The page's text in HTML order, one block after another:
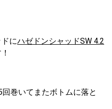
にハゼドンシャッドSW 4.2
巻いてまたボトムに落と